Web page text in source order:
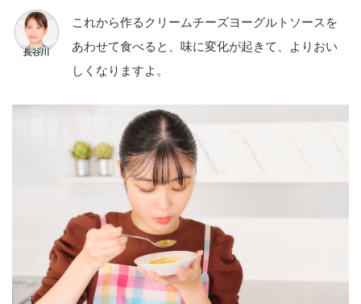
これから作るクリームチーズヨーグルトソースを
あわせて食べると、味に変化が起きて、よりおい
しくなりますよ。